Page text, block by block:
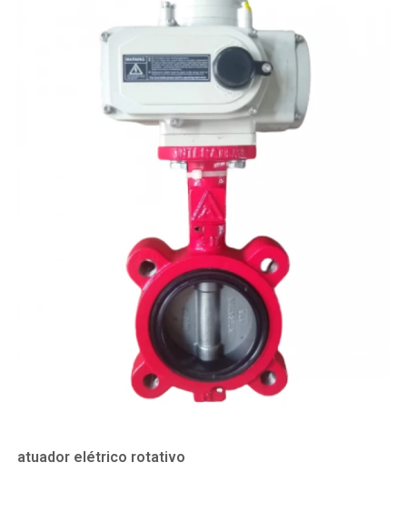
atuador elétrico rotativo